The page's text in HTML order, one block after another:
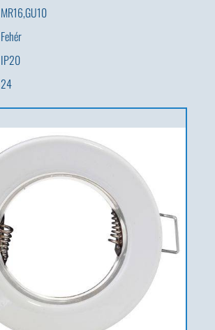
MR16,GU10
Fehér
IP20
24